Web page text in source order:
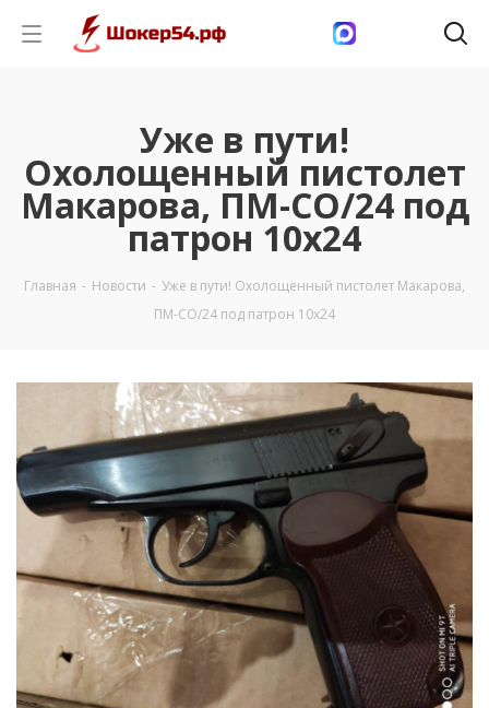
Уже в пути!
Охолощенный пистолет
Макарова, ПМ-СО/24 под
патрон 10х24
Главная - Новости - Уже в пути! Охолощенный пистолет Макарова,
ПМ-СО/24 под патрон 10х24